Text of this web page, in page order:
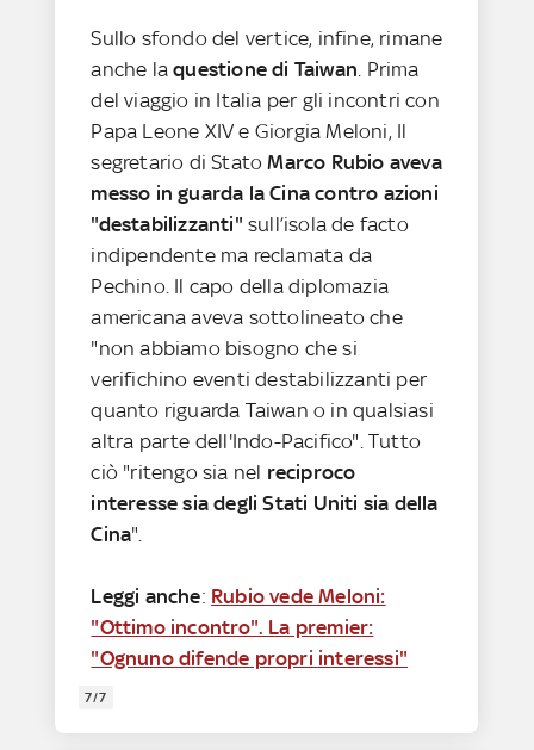
Sullo sfondo del vertice, infine, rimane
anche laquestione di Taiwan . Prima
del viaggio in Italia per gli incontri con
Papa Leone XIV e Giorgia Meloni, Il
segretario di StatoMarco Rubio aveva
messo in guarda la Cina contro azioni
"destabilizzanti" sull’isola de facto
indipendente ma reclamata da
Pechino. Il capo della diplomazia
americana aveva sottolineato che
"non abbiamo bisogno che si
verifichino eventi destabilizzanti per
quanto riguarda Taiwan o in qualsiasi
altra parte dell'Indo-Pacifico". Tutto
ciò "ritengo sia nel reciproco
interesse sia degli Stati Uniti sia della
Cina".
Leggi anche: Rubio vede Meloni:
"Ottimo incontro". La premier:
"Ognuno difende propri interessi"
7/7